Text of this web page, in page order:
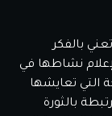
بالفكر
نشاطها في
التي تعايشها
بالثورة